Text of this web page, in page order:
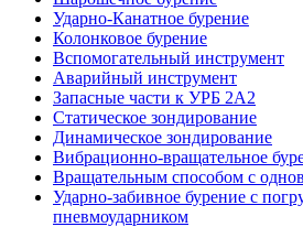
Ударно-Канатное бурение
Колонковое бурение
Вспомогательный инструмент
Аварийный инструмент
Запасные части к УРБ 2А2
Статическое зондирование
Динамическое зондирование
Вибрационно-вращательное
Вращательным способом с
Ударно-забивное бурение с
пневмоударником